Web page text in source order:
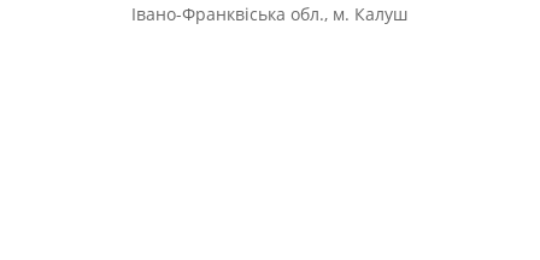
Івано-Франквіська обл., м. Калуш